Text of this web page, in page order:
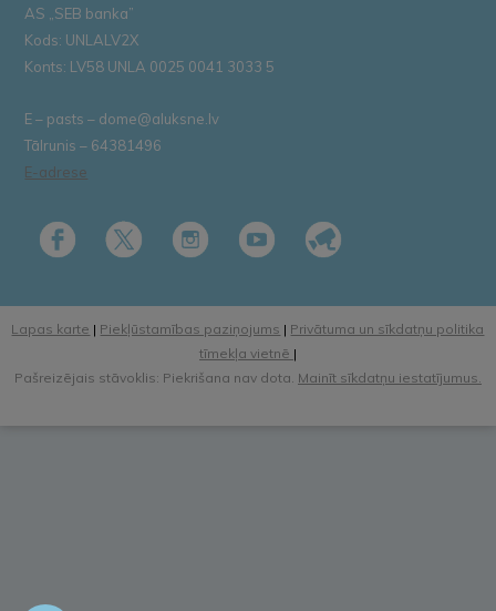
AS „SEB banka”
Kods: UNLALV2X
Konts: LV58 UNLA 0025 0041 3033 5
E – pasts – dome@aluksne.lv
Tālrunis – 64381496
E-adrese
Lapas karte | Piekļūstamības paziņojums | Privātuma un sīkdatņu politika
tīmekļa vietnē |
Pašreizējais stāvoklis: Piekrišana nav dota. Mainīt sīkdatņu iestatījumus.